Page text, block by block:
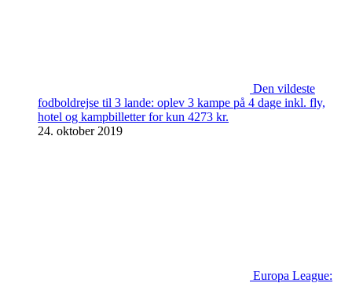
Den vildeste
fodboldrejse til 3 lande: oplev 3 kampe på 4 dage inkl. fly,
hotel og kampbilletter for kun 4273 kr.
24. oktober 2019
Europa League: